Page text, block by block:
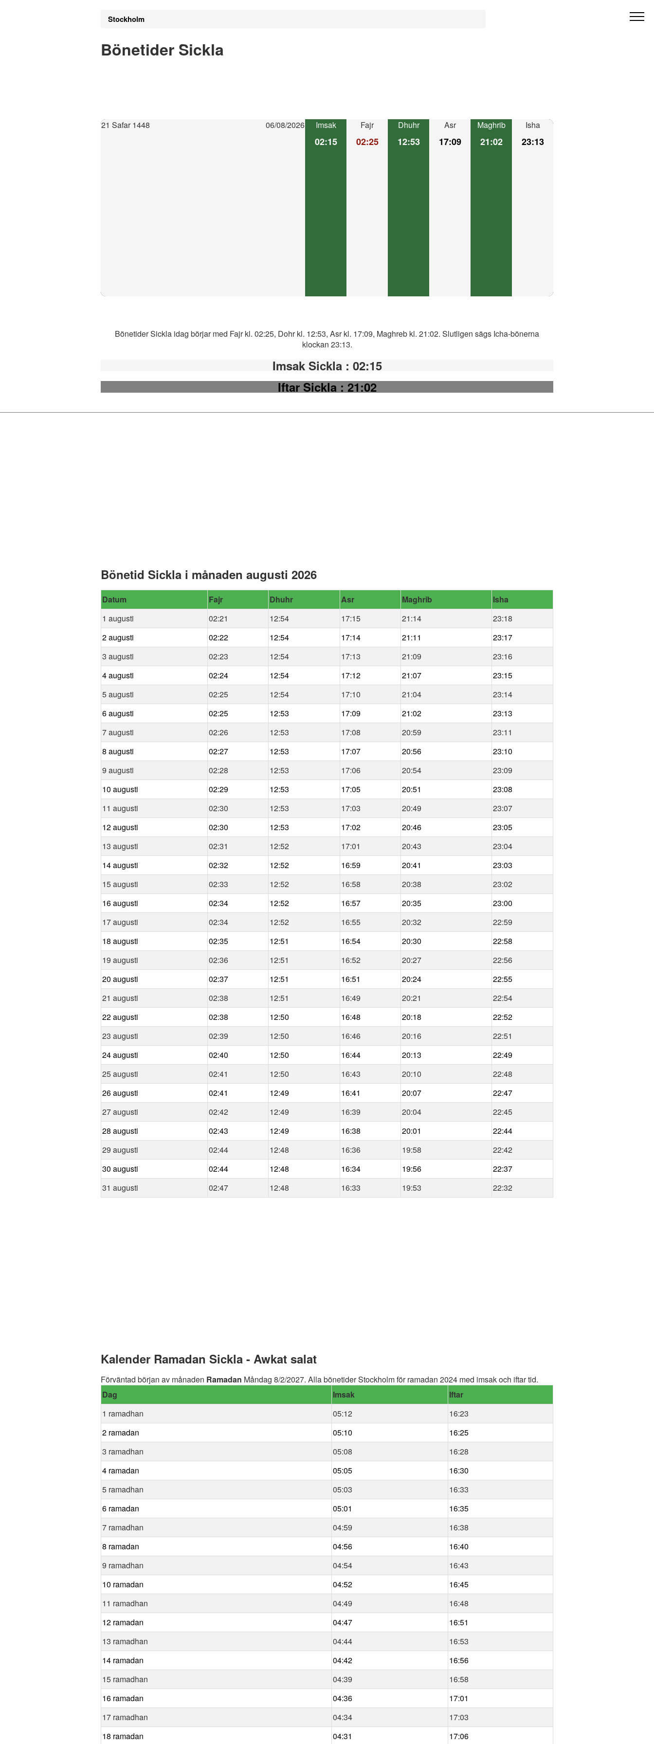
Stockholm
Bönetider Sickla
21 Safar 1448 06/08/2026 Imsak
02:15
Fajr
02:25
Dhuhr
12:53
Asr
17:09
Maghrib
21:02
Isha
23:13
Bönetider Sickla idag börjar med Fajr kl. 02:25, Dohr kl. 12:53, Asr kl. 17:09, Maghreb kl. 21:02. Slutligen sägs Icha-bönerna
klockan 23:13.
Imsak Sickla : 02:15
Iftar Sickla: 21:02
Bönetid Sickla i månaden augusti 2026
Datum Fajr Dhuhr Asr Maghrib
Isha
1 augusti
02:21 12:54 17:15 21:14
23:18
2 augusti
02:22 12:54 17:14 21:11
23:17
3 augusti
02:23 12:54 17:13 21:09
23:16
4 augusti
02:24 12:54 17:12 21:07
23:15
5 augusti
02:25 12:54 17:10 21:04
23:14
6 augusti
02:25 12:53 17:09 21:02
23:13
7 augusti
02:26 12:53 17:08 20:59
23:11
8 augusti
02:27 12:53 17:07 20:56
23:10
9 augusti
02:28 12:53 17:06 20:54
23:09
10 augusti
02:29 12:53 17:05 20:51
23:08
11 augusti
02:30 12:53 17:03 20:49
23:07
12 augusti
02:30 12:53 17:02 20:46
23:05
13 augusti
02:31 12:52 17:01 20:43
23:04
14 augusti
02:32 12:52 16:59 20:41
23:03
15 augusti
02:33 12:52 16:58 20:38
23:02
16 augusti
02:34 12:52 16:57 20:35
23:00
17 augusti
02:34 12:52 16:55 20:32
22:59
18 augusti
02:35 12:51 16:54 20:30
22:58
19 augusti
02:36 12:51 16:52 20:27
22:56
20 augusti
02:37 12:51 16:51 20:24
22:55
21 augusti
02:38 12:51 16:49 20:21
22:54
22 augusti
02:38 12:50 16:48 20:18
22:52
23 augusti
02:39 12:50 16:46 20:16
22:51
24 augusti
02:40 12:50 16:44 20:13
22:49
25 augusti
02:41 12:50 16:43 20:10
22:48
26 augusti
02:41 12:49 16:41 20:07
22:47
27 augusti
02:42 12:49 16:39 20:04
22:45
28 augusti
02:43 12:49 16:38 20:01
22:44
29 augusti
02:44 12:48 16:36 19:58
22:42
30 augusti
02:44 12:48 16:34 19:56
22:37
31 augusti
02:47 12:48 16:33 19:53 22:32
Kalender Ramadan Sickla - Awkat salat
Förväntad början av månaden Ramadan Måndag 8/2/2027. Alla bönetider Stockholm för ramadan 2024 med imsak och iftar tid.
Dag
Imsak
Iftar
1 ramadhan
05:12
16:23
2 ramadan
05:10
16:25
3 ramadhan
05:08
16:28
4 ramadan
05:05
16:30
5 ramadhan
05:03
16:33
6 ramadan
05:01
16:35
7 ramadhan
04:59
16:38
8 ramadan
04:56
16:40
9 ramadhan
04:54
16:43
10 ramadan
04:52
16:45
11 ramadhan
04:49
16:48
12 ramadan
04:47
16:51
13 ramadhan
04:44
16:53
14 ramadan
04:42
16:56
15 ramadhan
04:39
16:58
16 ramadan
04:36
17:01
17 ramadhan
04:34
17:03
18 ramadan
04:31 17:06